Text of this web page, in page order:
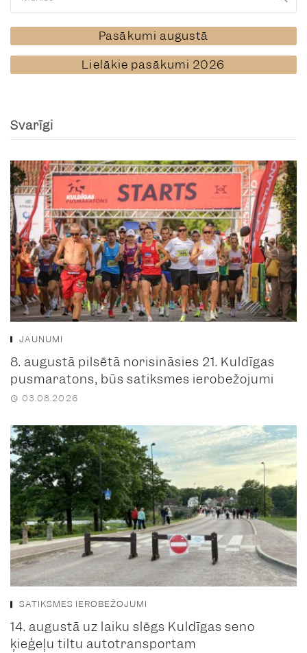
Pasākumi augustā
Lielākie pasākumi 2026
Svarīgi
JAUNUMI
8. augustā pilsētā norisināsies 21. Kuldīgas
pusmaratons, būs satiksmes ierobežojumi
03.08.2026
SATIKSMES IEROBEŽOJUMI
14. augustā uz laiku slēgs Kuldīgas seno
ķieģeļu tiltu autotransportam